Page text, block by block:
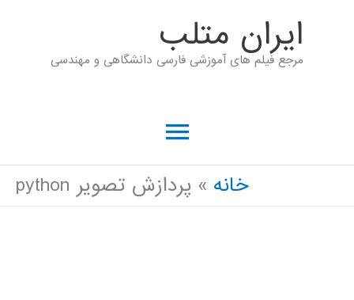
ايران متلب
مرجع فیلم های آموزشی فارسی دانشگاهی و مهندسی
فهرست
اصلی
خانه پردازش تصویر python